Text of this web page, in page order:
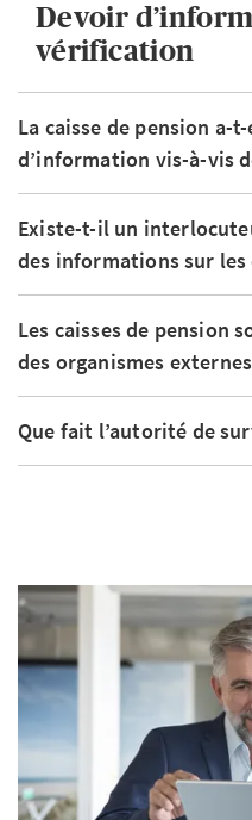
Devoir
vérification
La caisse de pension a-
d’information vis-à-vis
Existe-t-il un
des informations sur les
Les caisses de pension
des organismes
Que fait l’autorité de